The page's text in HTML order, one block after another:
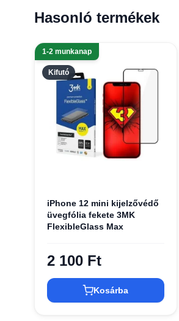
Hasonló termékek
Kifutó
1-2 munkanap
iPhone 12 mini kijelzővédő
üvegfólia fekete 3MK
FlexibleGlass Max
2 100 Ft
Kosárba